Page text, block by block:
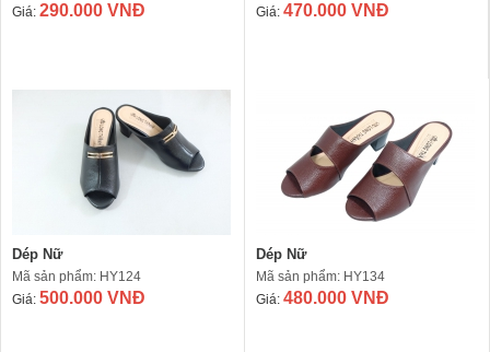
Giá: 290.000 VNĐ
Giá: 470.000 VNĐ
Dép Nữ
Mã sản phẩm: HY124
Giá: 500.000 VNĐ
Dép Nữ
Mã sản phẩm: HY134
Giá: 480.000 VNĐ